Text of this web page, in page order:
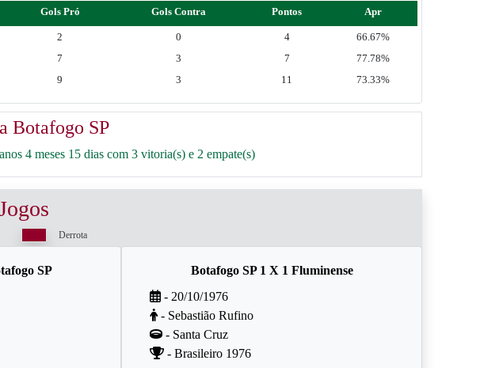
Gols Pró Gols Contra Pontos Apr
2 0 4
66.67%
7 3 7
77.78%
9 3 11 73.33%
Botafogo SP
4 meses 15 dias com 3 vitoria(s) e 2 empate(s)
Derrota
SP
Botafogo SP 1 X 1 Fluminense
- 20/10/1976
- Sebastião Rufino
- Santa Cruz
- Brasileiro 1976